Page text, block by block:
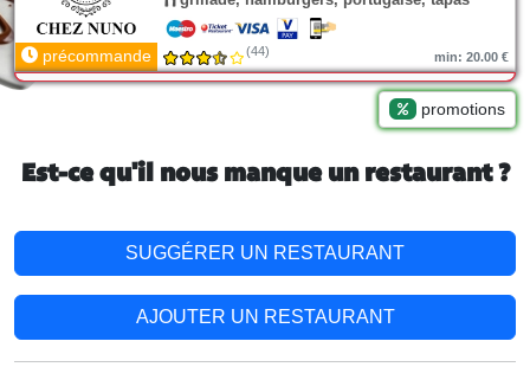
précommande (44) min: 20.00 €
promotions
Est-ce qu'il nous manque un restaurant ?
SUGGÉRER UN RESTAURANT
AJOUTER UN RESTAURANT